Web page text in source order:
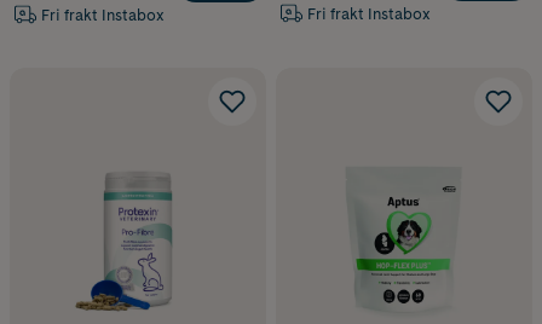
Fri frakt Instabox Fri frakt Instabox